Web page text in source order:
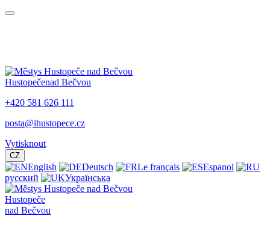
Hustopečenad Bečvou
+420 581 626 111
posta@ihustopece.cz
Vytisknout
CZ
English Deutsch Le français
Espanol
русский
Українська
Hustopeče
nad Bečvou